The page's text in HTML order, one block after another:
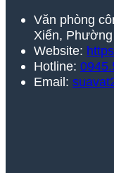
Văn phòng
Xiển,
Website:
Hotline:
Email: